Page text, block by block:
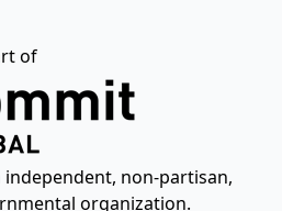
of
independent, non-partisan,
organization.